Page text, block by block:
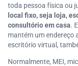
toda pessoa física ou
local fixo, seja loja,
consultório em casa.
mantém um endereço
escritório virtual,
Normalmente, MEI,